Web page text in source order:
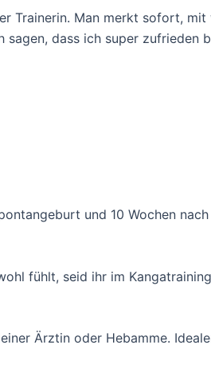
Trainerin. Man merkt sofort,
dass ich super zufrieden
und 10 Wochen
fühlt, seid ihr im
Ärztin oder Hebamme.